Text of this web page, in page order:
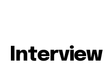
Interview